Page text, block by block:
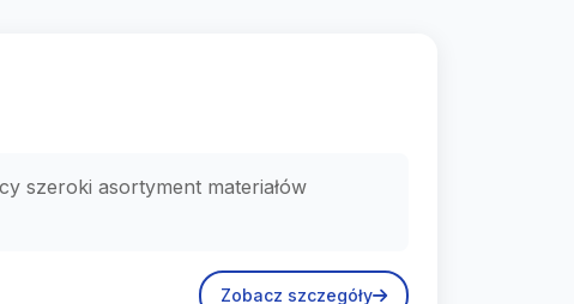
szeroki asortyment materiałów
Zobacz szczegóły